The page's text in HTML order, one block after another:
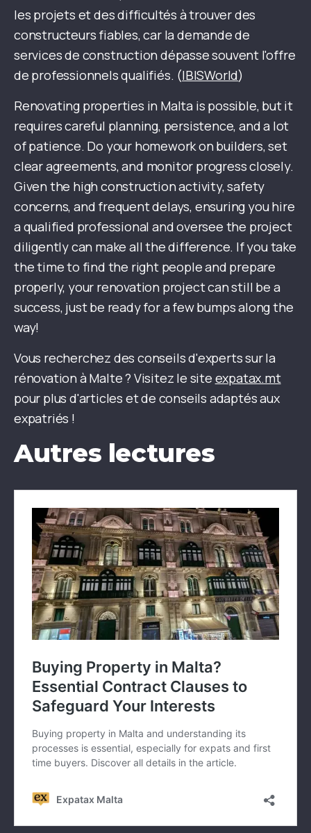
les projets et des difficultés à trouver des
constructeurs fiables, car la demande de
services de construction dépasse souvent l'offre
de professionnels qualifiés. (IBISWorld)
Renovating properties in Malta is possible, but it
requires careful planning, persistence, and a lot
of patience. Do your homework on builders, set
clear agreements, and monitor progress closely.
Given the high construction activity, safety
concerns, and frequent delays, ensuring you hire
a qualified professional and oversee the project
diligently can make all the difference. If you take
the time to find the right people and prepare
properly, your renovation project can still be a
success, just be ready for a few bumps along the
way!
Vous recherchez des conseils d'experts sur la
rénovation à Malte ? Visitez le site expatax.mt
pour plus d'articles et de conseils adaptés aux
expatriés !
Autres lectures